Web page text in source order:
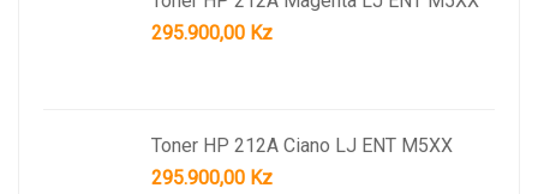
295.900,00 Kz
Toner HP 212A Ciano LJ ENT M5XX
295.900,00 Kz